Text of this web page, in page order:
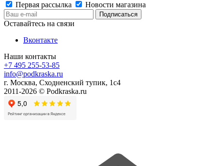
Первая рассылка
Новости магазина
Оставайтесь на связи
Вконтакте
Наши контакты
+7 495 255-53-85
info@podkraska.ru
г. Москва, Сходненский тупик, 1с4
2011-2026 © Podkraska.ru